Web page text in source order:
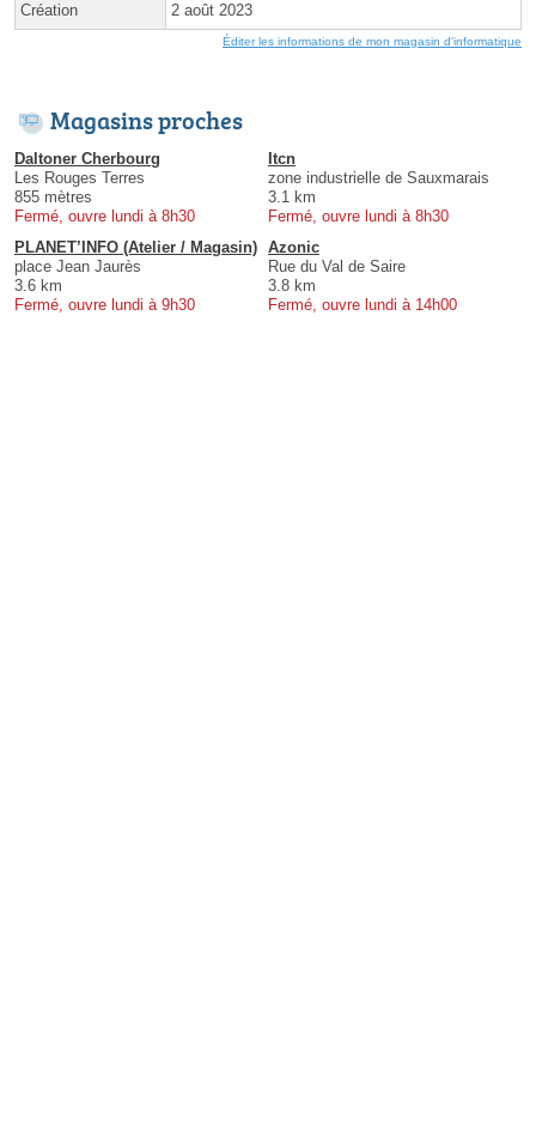
Création 2 août 2023
Éditer les informations de mon magasin d'informatique
Magasins proches
Daltoner Cherbourg
Les Rouges Terres
855 mètres
Fermé, ouvre lundi à 8h30
Itcn
zone industrielle de Sauxmarais
3.1 km
Fermé, ouvre lundi à 8h30
PLANET’INFO (Atelier / Magasin)
place Jean Jaurès
3.6 km
Fermé, ouvre lundi à 9h30
Azonic
Rue du Val de Saire
3.8 km
Fermé, ouvre lundi à 14h00